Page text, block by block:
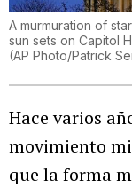
A murmuration of
sun sets on Capitol
(AP Photo/Patrick
Hace varios
movimiento
que la forma